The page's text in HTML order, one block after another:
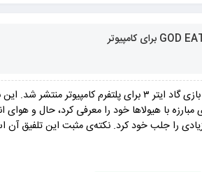
بالاخره نسخه نهایی بازی گاد ایتر ۳ برای پلتفرم کامپیوتر
با هیولاها خود را معرفی کرد، حال و هوای
را جلب خود کرد. نکته‌ی مثبت این تلفیق